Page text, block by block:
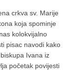
crkva sv. Marije
koja spominje
kolokvijalno
pisac navodi kako
Ivana iz
početak povijesti